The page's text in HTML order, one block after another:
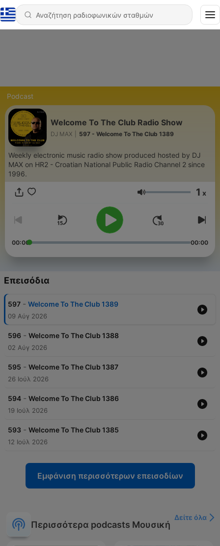
Podcast
Welcome To The Club Radio Show
DJ MAX 597 - Welcome To The Club 1389
Weekly electronic music radio show produced hosted by DJ
MAX on HR2 - Croatian National Public Radio Channel 2 since
1996.
Ένταση 1 x
00:00 00:00
Επεισόδια
597 - Welcome To The Club 1389
09 Αύγ 2026
596 - Welcome To The Club 1388
02 Αύγ 2026
595 - Welcome To The Club 1387
26 Ιούλ 2026
594 - Welcome To The Club 1386
19 Ιούλ 2026
593 - Welcome To The Club 1385
12 Ιούλ 2026
Εμφάνιση περισσότερων επεισοδίων
Περισσότερα podcasts Μουσική
Δείτε όλα